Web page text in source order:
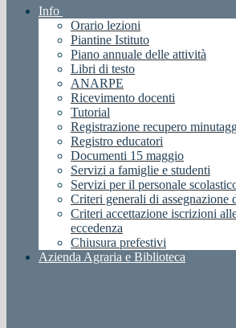
Info
Orario lezioni
Piantine Istituto
Piano annuale delle attività
Libri di testo
ANARPE
Ricevimento docenti
Tutorial
Registrazione recupero
Registro educatori
Documenti 15 maggio
Servizi a famiglie e studenti
Servizi per il personale
Criteri generali di assegnazione
Criteri accettazione iscrizioni
eccedenza
Chiusura prefestivi
Azienda Agraria e Biblioteca